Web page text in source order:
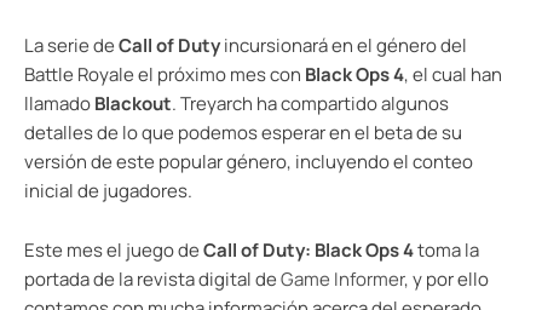
La serie deCall of Dutyincursionará en el género del
Battle Royale el próximo mes con Black Ops 4, el cual han
llamadoBlackout. Treyarch ha compartido algunos
detalles de lo que podemos esperar en el beta de su
versión de este popular género, incluyendo el conteo
inicial de jugadores.
Este mes el juego deCall of Duty: Black Ops 4toma la
portada de la revista digital deGame Informer, y por ello